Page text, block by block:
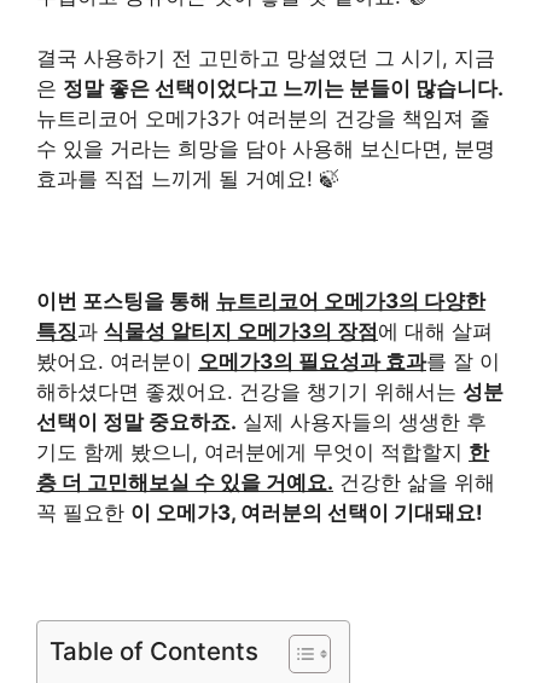
결국 사용하기 전 고민하고 망설였던 그 시기, 지금
은 정말 좋은 선택이었다고 느끼는 분들이 많습니다.
뉴트리코어 오메가3가 여러분의 건강을 책임져 줄
수 있을 거라는 희망을 담아 사용해 보신다면, 분명
효과를 직접 느끼게 될 거예요! 🍃
이번 포스팅을 통해 뉴트리코어 오메가3의 다양한
특징과 식물성 알티지 오메가3의 장점에 대해 살펴
봤어요. 여러분이 오메가3의 필요성과 효과를 잘 이
해하셨다면 좋겠어요. 건강을 챙기기 위해서는 성분
선택이 정말 중요하죠. 실제 사용자들의 생생한 후
기도 함께 봤으니, 여러분에게 무엇이 적합할지 한
층 더 고민해보실 수 있을 거예요. 건강한 삶을 위해
꼭 필요한 이 오메가3, 여러분의 선택이 기대돼요!
Table of Contents